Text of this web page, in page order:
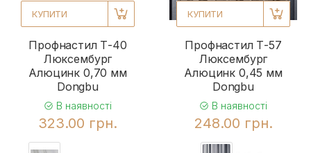
КУПИТИ
Профнастил Т-40
Люксембург
Алюцинк 0,70 мм
Dongbu
В наявності
323.00 грн.
КУПИТИ
Профнастил Т-57
Люксембург
Алюцинк 0,45 мм
Dongbu
В наявності
248.00 грн.